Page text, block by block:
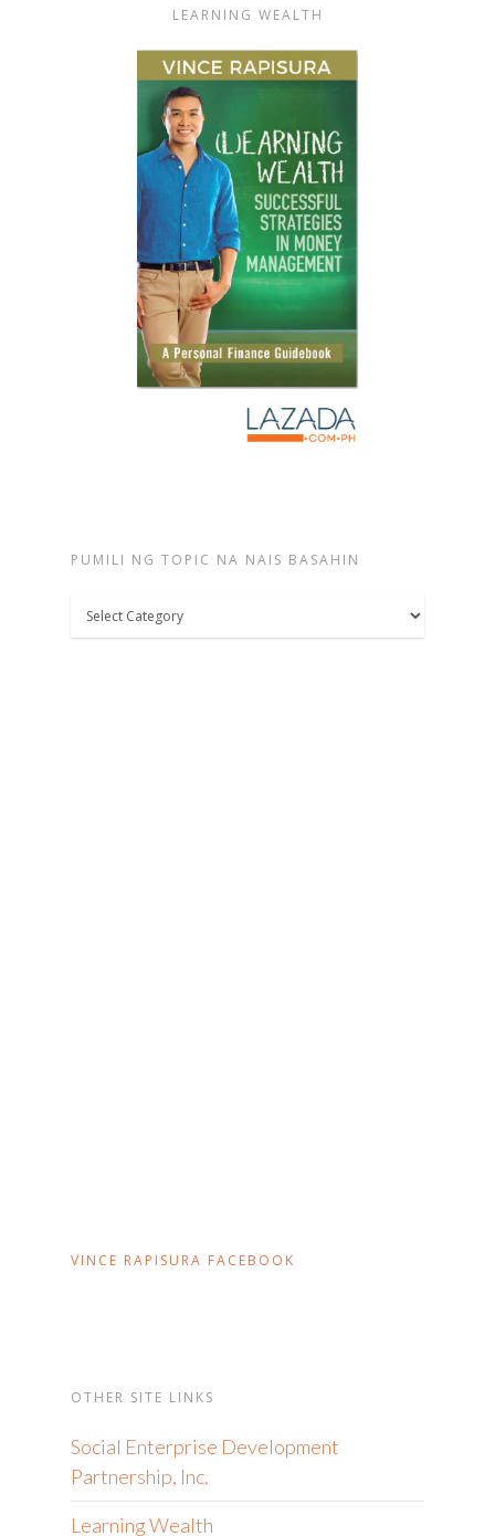
LEARNING WEALTH
PUMILI NG TOPIC NA NAIS BASAHIN
Pumili
ng
VINCE RAPISURA FACEBOOK
OTHER SITE LINKS
Social Enterprise Development
Partnership, Inc.
Learning Wealth